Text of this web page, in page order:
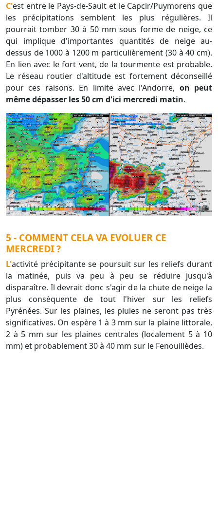
C'est entre le Pays-de-Sault et le Capcir/Puymorens que
les précipitations semblent les plus régulières. Il
pourrait tomber 30 à 50 mm sous forme de neige, ce
qui implique d'importantes quantités de neige au-
dessus de 1000 à 1200 m particulièrement (30 à 40 cm).
En lien avec le fort vent, de la tourmente est probable.
Le réseau routier d'altitude est fortement déconseillé
pour ces raisons. En limite avec l'Andorre, on peut
même dépasser les 50 cm d'ici mercredi matin.
5 - COMMENT CELA VA EVOLUER CE
MERCREDI ?
L'activité précipitante se poursuit sur les reliefs durant
la matinée, puis va peu à peu se réduire jusqu'à
disparaître. Il devrait donc s'agir de la chute de neige la
plus conséquente de tout l'hiver sur les reliefs
Pyrénées. Sur les plaines, les pluies ne seront pas très
significatives. On espère 1 à 3 mm sur la plaine littorale,
2 à 5 mm sur les plaines centrales (localement 5 à 10
mm) et probablement 30 à 40 mm sur le Fenouillèdes.